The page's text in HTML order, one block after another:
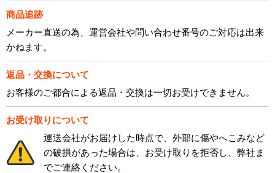
商品追跡
メーカー直送の為、運営会社や問い合わせ番号のご対応は出来
かねます。
返品・交換について
お客様のご都合による返品・交換は一切お受けできません。
お受け取りについて
運送会社がお届けした時点で、外部に傷やへこみなど
の破損があった場合は、お受け取りを拒否し、弊社ま
でご連絡ください。